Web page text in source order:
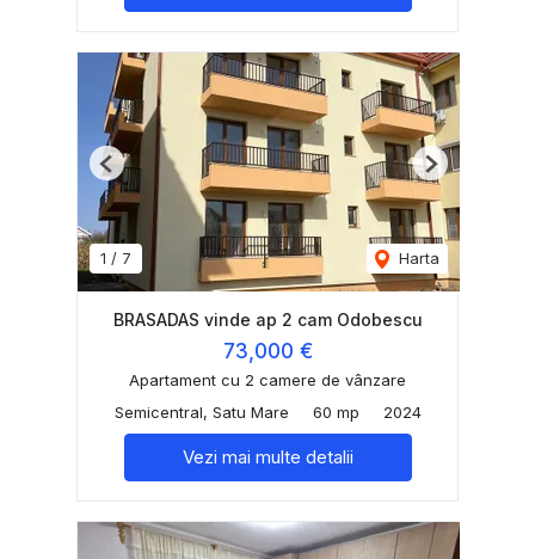
1 / 7 Harta
Previous Next
BRASADAS vinde ap 2 cam Odobescu
73,000 €
Apartament cu 2 camere de vânzare
Semicentral, Satu Mare
60 mp 2024
Vezi mai multe detalii